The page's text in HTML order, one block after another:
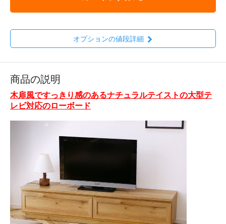
オプションの値段詳細
商品の説明
木扉風ですっきり感のあるナチュラルテイストの大型テ
レビ対応のローボード